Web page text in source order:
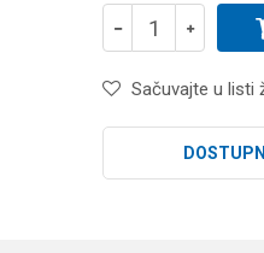
Sačuvajte u listi